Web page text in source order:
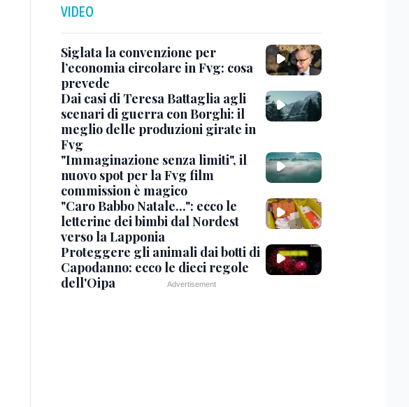
VIDEO
Siglata la convenzione per
l’economia circolare in Fvg: cosa
prevede
Dai casi di Teresa Battaglia agli
scenari di guerra con Borghi: il
meglio delle produzioni girate in
Fvg
"Immaginazione senza limiti", il
nuovo spot per la Fvg film
commission è magico
"Caro Babbo Natale...": ecco le
letterine dei bimbi dal Nordest
verso la Lapponia
Proteggere gli animali dai botti di
Capodanno: ecco le dieci regole
dell'Oipa